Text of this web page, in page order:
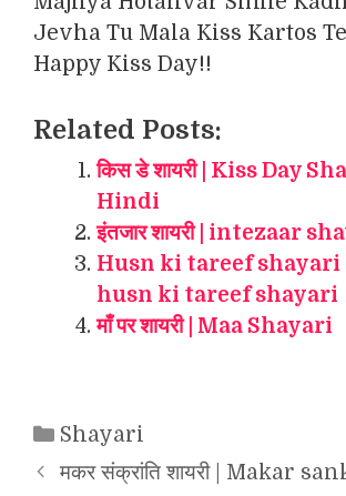
Jevha Tu Mala Kiss Kartos
Happy Kiss Day!!
Related Posts:
किस डे शायरी | Kiss Day
Hindi
इंतजार शायरी | intezaar
Husn ki tareef shayari
husn ki tareef shayari
माँ पर शायरी | Maa Shayari
Categories
Shayari
मकर संक्रांति शायरी | Makar